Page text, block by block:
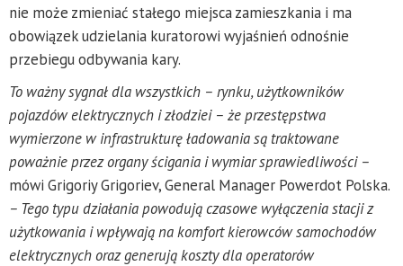
nie może zmieniać stałego miejsca zamieszkania i ma
obowiązek udzielania kuratorowi wyjaśnień odnośnie
przebiegu odbywania kary.
To ważny sygnał dla wszystkich – rynku, użytkowników
pojazdów elektrycznych i złodziei – że przestępstwa
wymierzone w infrastrukturę ładowania są traktowane
poważnie przez organy ścigania i wymiar sprawiedliwości –
mówi Grigoriy Grigoriev, General Manager Powerdot Polska.
– Tego typu działania powodują czasowe wyłączenia stacji z
użytkowania i wpływają na komfort kierowców samochodów
elektrycznych oraz generują koszty dla operatorów